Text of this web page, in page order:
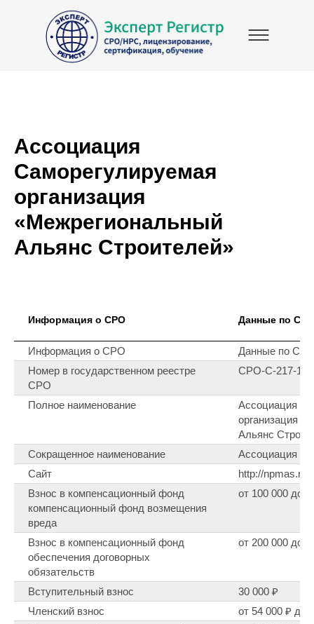
Ассоциация
Саморегулируемая
организация
«Межрегиональный
Альянс Строителей»
Информация о СРО Данные по СРО
Информация о СРО
Данные по
Номер в государственном реестре
СРО
СРО-С-217-
Полное наименование
Ассоциация
организация
Альянс
Сокращенное наименование
Ассоциация
Сайт
http://npmas.ru
Взнос в компенсационный фонд
компенсационный фонд возмещения
вреда
от 100 000 до
Взнос в компенсационный фонд
обеспечения договорных
обязательств
от 200 000 до
Вступительный взнос
30 000 ₽
Членский взнос
от 54 000 ₽ до